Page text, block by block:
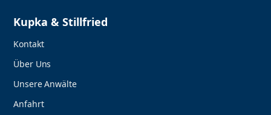
Kupka & Stillfried
Kontakt
Über Uns
Unsere Anwälte
Anfahrt